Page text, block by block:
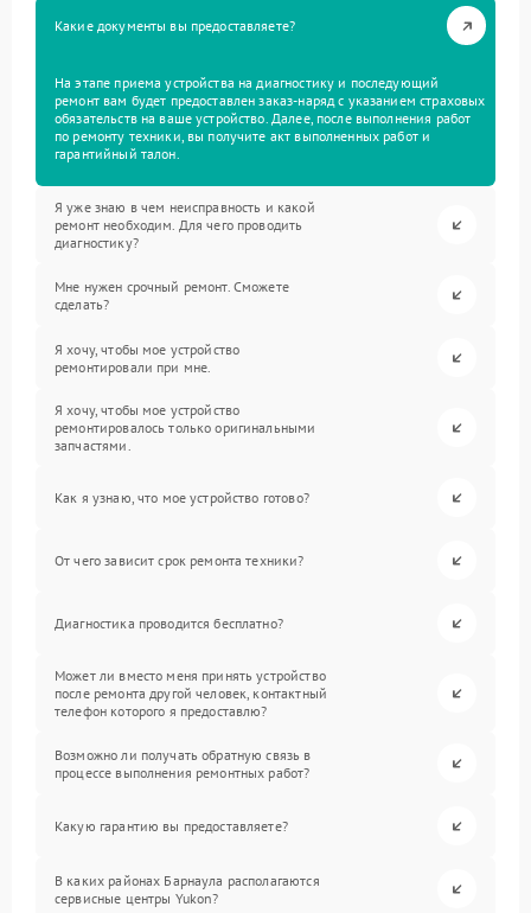
Какие документы вы предоставляете?
На этапе приема устройства на диагностику и последующий
ремонт вам будет предоставлен заказ-наряд с указанием страховых
обязательств на ваше устройство. Далее, после выполнения работ
по ремонту техники, вы получите акт выполненных работ и
гарантийный талон.
Я уже знаю в чем неисправность и какой
ремонт необходим. Для чего проводить
диагностику?
Мне нужен срочный ремонт. Сможете
сделать?
Я хочу, чтобы мое устройство
ремонтировали при мне.
Я хочу, чтобы мое устройство
ремонтировалось только оригинальными
запчастями.
Как я узнаю, что мое устройство готово?
От чего зависит срок ремонта техники?
Диагностика проводится бесплатно?
Может ли вместо меня принять устройство
после ремонта другой человек, контактный
телефон которого я предоставлю?
Возможно ли получать обратную связь в
процессе выполнения ремонтных работ?
Какую гарантию вы предоставляете?
В каких районах Барнаула располагаются
сервисные центры Yukon?